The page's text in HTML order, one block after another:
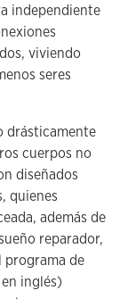
independiente
viviendo
seres
drásticamente
cuerpos no
diseñados
quienes
además de
reparador,
programa de
inglés)